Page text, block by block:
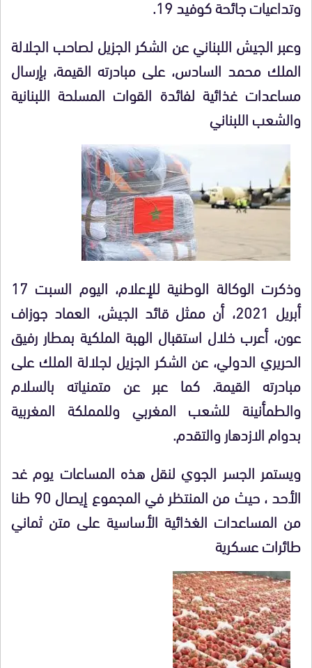
وتداعيات جائحة كوفيد 19.
وعبر الجيش اللبناني عن الشكر الجزيل لصاحب الجلالة
الملك محمد السادس، على مبادرته القيمة، بإرسال
مساعدات غذائية لفائدة القوات المسلحة اللبنانية
والشعب اللبناني
وذكرت الوكالة الوطنية للإعلام، اليوم السبت 17
أبريل 2021، أن ممثل قائد الجيش، العماد جوزاف
عون، أعرب خلال استقبال الهبة الملكية بمطار رفيق
الحريري الدولي، عن الشكر الجزيل لجلالة الملك على
مبادرته القيمة. كما عبر عن متمنياته بالسلام
والطمأنينة للشعب المغربي وللمملكة المغربية
بدوام الازدهار والتقدم.
ويستمر الجسر الجوي لنقل هذه المساعات يوم غد
الأحد ، حيث من المنتظر في المجموع إيصال 90 طنا
من المساعدات الغذائية الأساسية على متن ثماني
طائرات عسكرية